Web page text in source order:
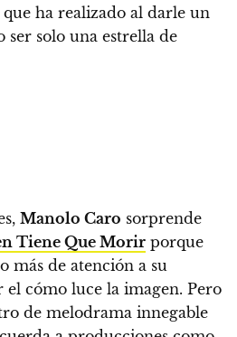
ha realizado al darle un
ser solo una estrella de
Manolo Caro sorprende
Tiene Que Morir porque
más de atención a su
el cómo luce la imagen. Pero
de melodrama innegable